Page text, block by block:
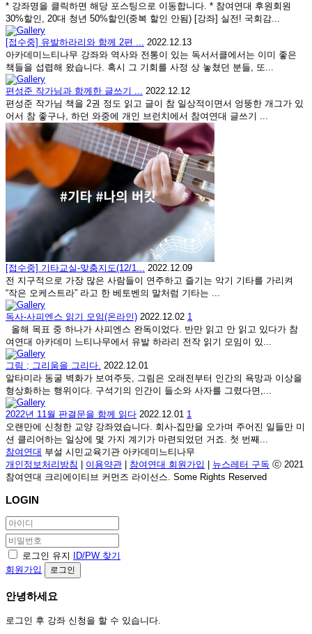
* 강좌명을 클릭하면 해당 포스팅으로 이동합니다. * 참여연대 후원회원
30%할인, 20대 청년 50%할인(중복 할인 안됨) [강좌] 실전! 국회감...
[접수중] 유발하라리와 함께 2편 ... 2022.12.13
아카데미느티나무 강좌와 역사와 전통이 있는 독서서클에서는 이미 좋은
책들을 섭렵해 왔습니다. 혹시 그 기회를 사정 상 놓쳤던 분들, 또...
편성준 작가님과 함께한 글쓰기 ... 2022.12.12
편성준 작가님 책을 2권 정도 읽고 글이 참 일상적이면서 엉뚱한 개그가 있
어서 참 좋구나, 하던 와중에 개인 브런치에서 참여연대 글쓰기 ...
[접수중] 기타교실-맞춤지도(12/1... 2022.12.09
전 지구적으로 가장 많은 사람들이 연주하고 즐기는 악기 기타를 가리켜
“작은 오케스트라” 라고 한 베토벤의 말처럼 기타는 ...
독사-사피엔스 읽기 모임(온라인) 2022.12.02 1
올해 목표 중 하나가 사피엔스 완독이었다. 반만 읽고 안 읽고 있다가 참
여연대 아카데미 느티나무에서 유발 하라리 전작 읽기 모임이 있...
그림 ; 그리움을 그리다. 2022.12.01
알타미라 동굴 벽화가 보여주듯, 그림은 오래전부터 인간의 욕망과 이상을
형상화하는 행위이다. 구석기의 인간이 들소와 사자를 그렸다면,...
2022년 11월 판결문을 함께 읽다 2022.12.01 1
오랜만에 신청한 교양 강좌였습니다. 회사-집만을 오가며 주어진 일들만 미
션 클리어하는 일상에 몇 가지 계기가 마련되었던 거죠. 첫 번째...
참여연대 부설 시민교육기관 아카데미느티나무
개인정보처리방침
이용약관 참여연대 회원가입 뉴스레터 구독 ⓒ 2021
참여연대 크리에이티브 커먼즈 라이선스. Some Rights Reserved
LOGIN
로그인 유지
ID/PW 찾기
회원가입
로그인
안녕하세요
로그인 후 강좌 신청을 할 수 있습니다.